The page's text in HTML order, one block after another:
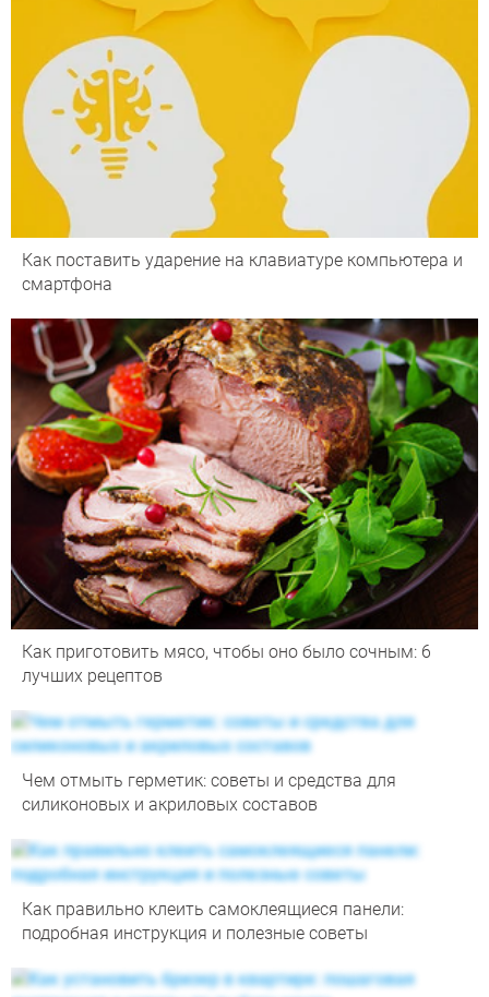
Как поставить ударение на клавиатуре компьютера и
смартфона
Как приготовить мясо, чтобы оно было сочным: 6
лучших рецептов
Чем отмыть герметик: советы и средства для
силиконовых и акриловых составов
Как правильно клеить самоклеящиеся панели:
подробная инструкция и полезные советы